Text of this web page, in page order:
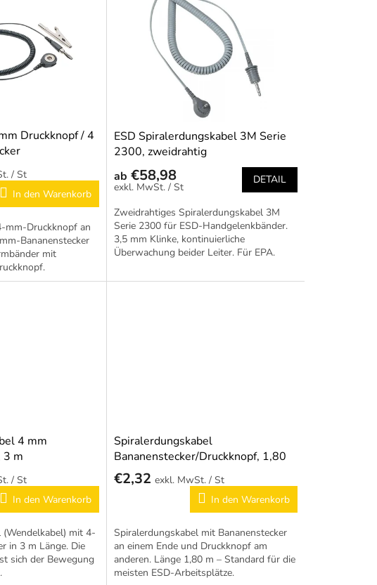
Druckknopf / 4
/ St
In den Warenkorb
mm-Druckknopf an
Bananenstecker
mit
ESD Spiralerdungskabel 3M Serie
2300, zweidrahtig
ab €58,98
/ St
DETAIL
Zweidrahtiges Spiralerdungskabel 3M
Serie 2300 für ESD-Handgelenkbänder.
3,5 mm Klinke, kontinuierliche
Überwachung beider Leiter. Für EPA.
4 mm
3 m
/ St
In den Warenkorb
mit 4-
in 3 m Länge. Die
sich der Bewegung
Spiralerdungskabel
Bananenstecker/Druckknopf, 1,80
m
€2,32
/ St
In den Warenkorb
Spiralerdungskabel mit Bananenstecker
an einem Ende und Druckknopf am
anderen. Länge 1,80 m – Standard für die
meisten ESD-Arbeitsplätze.